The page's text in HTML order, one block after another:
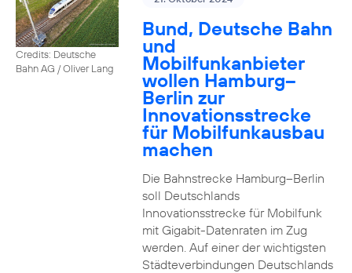
Credits: Deutsche
Bahn AG / Oliver Lang
Bund, Deutsche Bahn
und
Mobilfunkanbieter
wollen Hamburg–
Berlin zur
Innovationsstrecke
für Mobilfunkausbau
machen
Die Bahnstrecke Hamburg–Berlin
soll Deutschlands
Innovationsstrecke für Mobilfunk
mit Gigabit-Datenraten im Zug
werden. Auf einer der wichtigsten
Städteverbindungen Deutschlands